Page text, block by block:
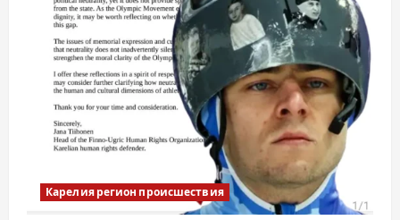
Карелия регион происшествия